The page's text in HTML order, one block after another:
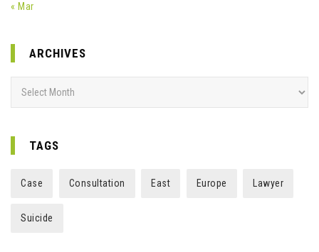
« Mar
ARCHIVES
TAGS
Case Consultation East Europe Lawyer
Suicide